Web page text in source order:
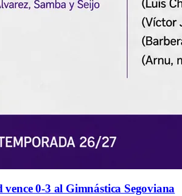
0-3 al Gimnástica Segoviana